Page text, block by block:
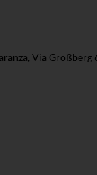
Via Großberg